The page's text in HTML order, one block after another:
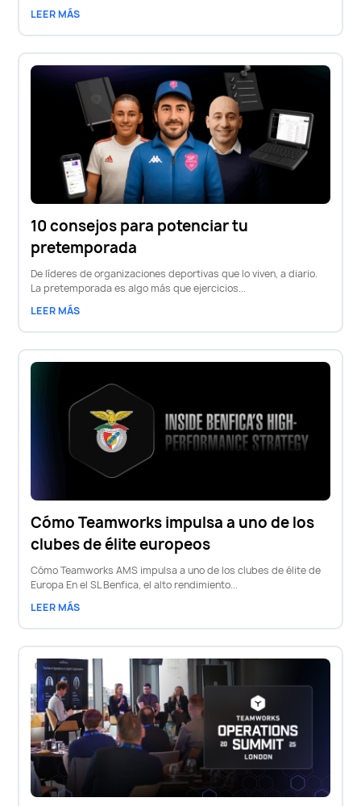
LEER MÁS
10 consejos para potenciar tu
pretemporada
De líderes de organizaciones deportivas que lo viven, a diario.
La pretemporada es algo más que ejercicios...
LEER MÁS
Cómo Teamworks impulsa a uno de los
clubes de élite europeos
Cómo Teamworks AMS impulsa a uno de los clubes de élite de
Europa En el SL Benfica, el alto rendimiento...
LEER MÁS